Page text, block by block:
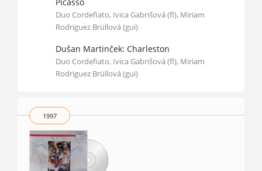
Duo Cordefiato, Ivica Gabrišová (fl), Miriam
Rodriguez Brüllová (gui)
Dušan Martinček: Charleston
Duo Cordefiato, Ivica Gabrišová (fl), Miriam
Rodriguez Brüllová (gui)
1997